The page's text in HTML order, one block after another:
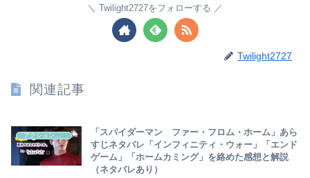
Twilight2727をフォローする
Twilight2727
関連記事
「スパイダーマン ファー・フロム・ホーム」あら
すじネタバレ「インフィニティ・ウォー」「エンド
ゲーム」「ホームカミング」を絡めた感想と解説
（ネタバレあり）